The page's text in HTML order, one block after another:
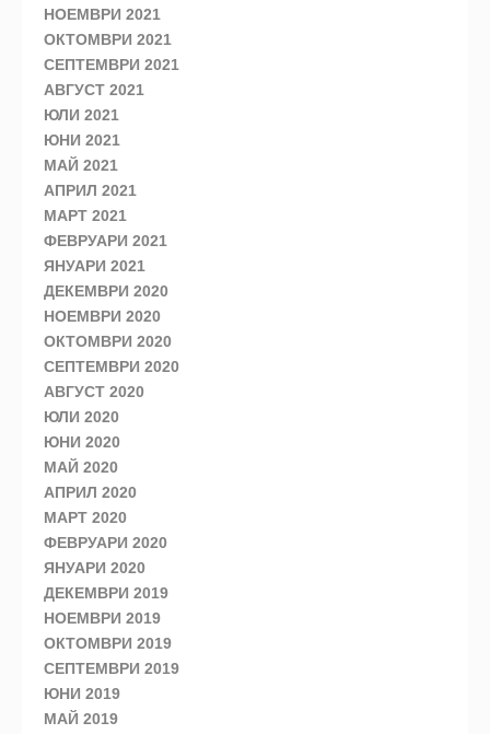
НОЕМВРИ 2021
ОКТОМВРИ 2021
СЕПТЕМВРИ 2021
АВГУСТ 2021
ЮЛИ 2021
ЮНИ 2021
МАЙ 2021
АПРИЛ 2021
МАРТ 2021
ФЕВРУАРИ 2021
ЯНУАРИ 2021
ДЕКЕМВРИ 2020
НОЕМВРИ 2020
ОКТОМВРИ 2020
СЕПТЕМВРИ 2020
АВГУСТ 2020
ЮЛИ 2020
ЮНИ 2020
МАЙ 2020
АПРИЛ 2020
МАРТ 2020
ФЕВРУАРИ 2020
ЯНУАРИ 2020
ДЕКЕМВРИ 2019
НОЕМВРИ 2019
ОКТОМВРИ 2019
СЕПТЕМВРИ 2019
ЮНИ 2019
МАЙ 2019